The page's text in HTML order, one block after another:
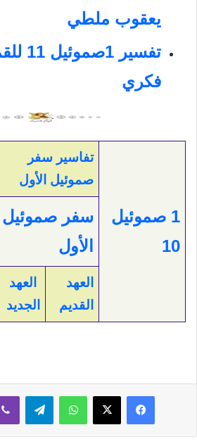
يعقوب ملطي
فكري
1 صموئيل
10
تفاسير سفر
صموئيل الأول
سفر صموئيل
الأول
العهد
القديم
العهد
الجديد
فيسبوك ‫X واتساب تيلقرام